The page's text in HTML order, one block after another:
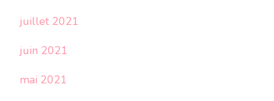
juillet 2021
juin 2021
mai 2021